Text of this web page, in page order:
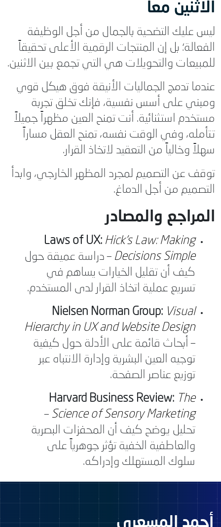
الاثنين معاً
ليس عليك التضحية بالجمال من أجل الوظيفة
الفعالة؛ بل إن المنتجات الرقمية الأعلى تحقيقاً
للمبيعات والتحويلات هي التي تجمع بين الاثنين.
عندما تدمج الجماليات الأنيقة فوق هيكل قوي
ومبني على أسس نفسية، فإنك تخلق تجربة
مستخدم استثنائية. أنت تمنح العين مظهراً جميلاً
تتأمله، وفي الوقت نفسه، تمنح العقل مساراً
سهلاً وخالياً من التعقيد لاتخاذ القرار.
توقف عن التصميم لمجرد المظهر الخارجي، وابدأ
التصميم من أجل الدماغ.
المراجع والمصادر
Laws of UX: Hick’s Law: Making
Decisions Simple – دراسة عميقة حول
كيف أن تقليل الخيارات يساهم في
تسريع عملية اتخاذ القرار لدى المستخدم.
Nielsen Norman Group: Visual
Hierarchy in UX and Website Design
– أبحاث قائمة على الأدلة حول كيفية
توجيه العين البشرية وإدارة الانتباه عبر
توزيع عناصر الصفحة.
Harvard Business Review: The
Science of Sensory Marketing
–
تحليل يوضح كيف أن المحفزات البصرية
والعاطفية الخفية تؤثر جوهرياً على
سلوك المستهلك وإدراكه.
أحمد المسعري